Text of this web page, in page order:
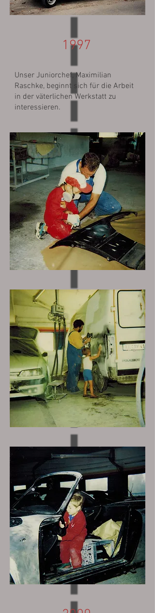
1997
Unser Juniorchef, Maximilian
Raschke, beginnt sich für die Arbeit
in der väterlichen Werkstatt zu
interessieren.